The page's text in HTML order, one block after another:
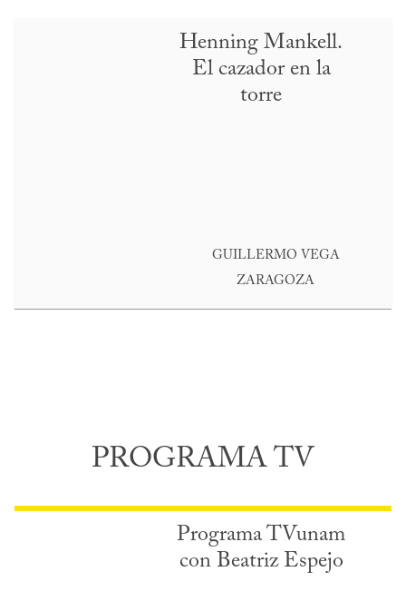
Henning Mankell.
El cazador en la
torre
GUILLERMO VEGA
ZARAGOZA
PROGRAMA TV
Programa TVunam
con Beatriz Espejo